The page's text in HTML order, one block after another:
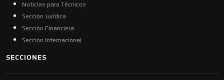
Noticias para Técnicos
Sección Jurídica
Sección Financiera
Sección Internacional
SECCIONES